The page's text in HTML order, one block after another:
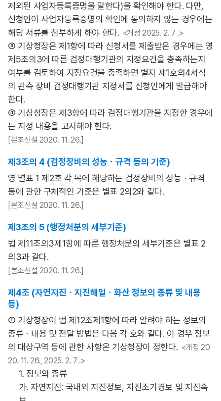
제외된 사업자등록증명을 말한다)을 확인해야 한다. 다만,
신청인이 사업자등록증명의 확인에 동의하지 않는 경우에는
해당 서류를 첨부하게 해야 한다. <개정 2025. 2. 7 .>
③ 기상청장은 제1항에 따라 신청서를 제출받은 경우에는 영
제5조의3에 따른 검정대행기관의 지정요건을 충족하는지
여부를 검토하여 지정요건을 충족하면 별지 제1호의4서식
의 관측 장비 검정대행기관 지정서를 신청인에게 발급해야
한다.
④ 기상청장은 제3항에 따라 검정대행기관을 지정한 경우에
는 지정 내용을 고시해야 한다.
[본조신설 2020. 11. 26.]
제3조의 4 (검정장비의 성능ㆍ규격 등의 기준)
영 별표 1 제2호 각 목에 해당하는 검정장비의 성능ㆍ규격
등에 관한 구체적인 기준은 별표 2의2와 같다.
[본조신설 2020. 11. 26.]
제3조의 5 (행정처분의 세부기준)
법 제11조의3제1항에 따른 행정처분의 세부기준은 별표 2
의3과 같다.
[본조신설 2020. 11. 26.]
제4조 (자연지진ㆍ지진해일ㆍ화산 정보의 종류 및 내용
등)
① 기상청장이 법 제12조제1항에 따라 알려야 하는 정보의
종류ㆍ내용 및 전달 방법은 다음 각 호와 같다. 이 경우 정보
의 대상구역 등에 관한 사항은 기상청장이 정한다. <개정 20
20. 11. 26., 2025. 2. 7 .>
1. 정보의 종류
가. 자연지진: 국내외 지진정보, 지진조기경보 및 지진속